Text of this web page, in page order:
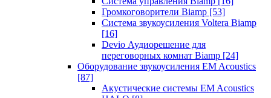
Громкоговорители Biamp [53]
Система звукоусиления Voltera Biamp
[16]
Devio Аудиорешение для
переговорных комнат Biamp [24]
Оборудование звукоусиления EM Acoustics
[87]
Акустические системы EM Acoustics